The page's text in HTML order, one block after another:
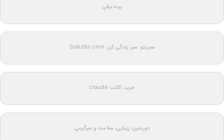
پرده برقی
سبزیتو: سبز زندگی کن: Sabzito.com
خرید اکانت claude
دورجین؛ زیبایی، سلامت و سرگرمی